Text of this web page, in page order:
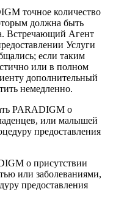
точное количество
должна быть
Встречающий Агент
Услуги
если таким
или в полном
дополнительный
немедленно.
PARADIGM о
или малышей
предоставления
о присутствии
или заболеваниями,
предоставления